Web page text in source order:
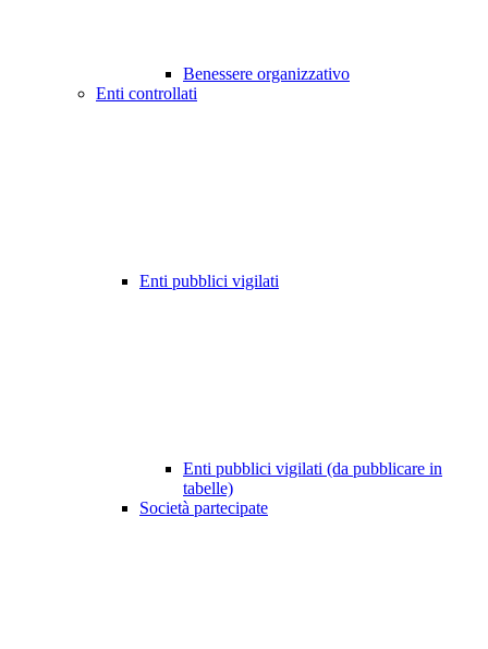
Benessere organizzativo
Enti controllati
Enti pubblici vigilati
Enti pubblici vigilati (da pubblicare in
tabelle)
Società partecipate